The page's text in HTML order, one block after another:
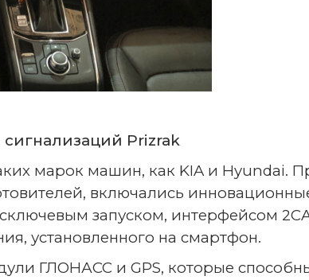
Prizrak
марок машин, как KIA и Hyundai.
включались
запуском, интерфейсом
установленного на смартфон.
ГЛОНАСС и GPS, которые